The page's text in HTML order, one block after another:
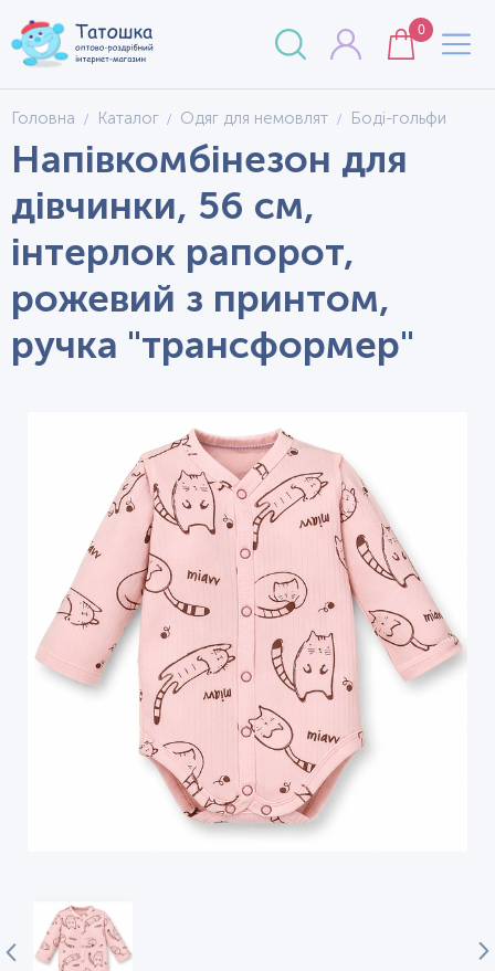
0
Головна Каталог Одяг для немовлят Боді-гольфи
Напівкомбінезон для
дівчинки, 56 см,
інтерлок рапорот,
рожевий з принтом,
ручка "трансформер"